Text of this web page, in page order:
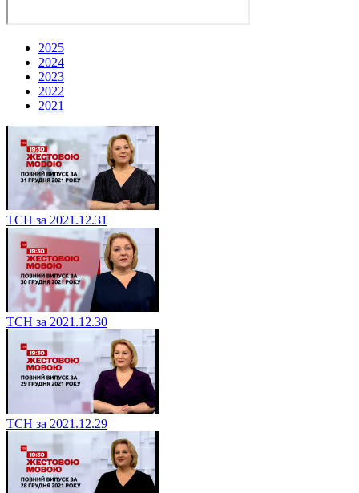
2025
2024
2023
2022
2021
ТСН за 2021.12.31
ТСН за 2021.12.30
ТСН за 2021.12.29